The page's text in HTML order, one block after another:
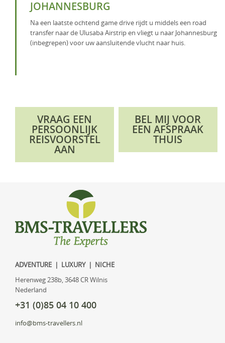
JOHANNESBURG
Na een laatste ochtend game drive rijdt u middels een road
transfer naar de Ulusaba Airstrip en vliegt u naar Johannesburg
(inbegrepen) voor uw aansluitende vlucht naar huis.
VRAAG EEN
PERSOONLIJK
REISVOORSTEL
AAN
BEL MIJ VOOR
EEN AFSPRAAK
THUIS
ADVENTURE | LUXURY | NICHE
Herenweg 238b, 3648 CR Wilnis
Nederland
+31 (0)85 04 10 400
info@bms-travellers.nl